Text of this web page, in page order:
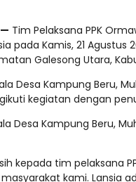
Tim Pelaksana PPK
pada Kamis, 21
Galesong Utara,
Desa Kampung Beru,
kegiatan dengan
Desa Kampung Beru,
kepada tim pelaksana
kami. Lansia